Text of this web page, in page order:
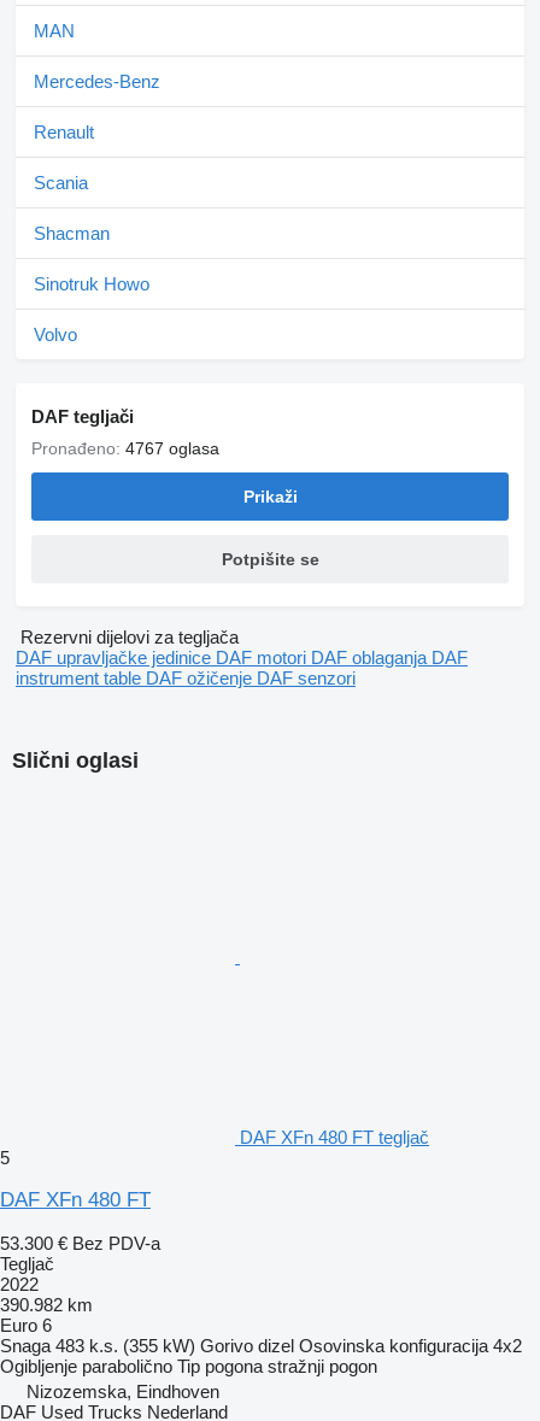
MAN
Mercedes-Benz
Renault
Scania
Shacman
Sinotruk Howo
Volvo
DAF tegljači
Pronađeno: 4767 oglasa
Prikaži
Potpišite se
Rezervni dijelovi za tegljača
DAF upravljačke jedinice DAF motori DAF oblaganja DAF
instrument table DAF ožičenje DAF senzori
Slični oglasi
DAF XFn 480 FT tegljač
5
DAF XFn 480 FT
53.300 € Bez PDV-a
Tegljač
2022
390.982 km
Euro 6
Snaga 483 k.s. (355 kW) Gorivo dizel Osovinska konfiguracija 4x2
Ogibljenje parabolično Tip pogona stražnji pogon
Nizozemska, Eindhoven
DAF Used Trucks Nederland